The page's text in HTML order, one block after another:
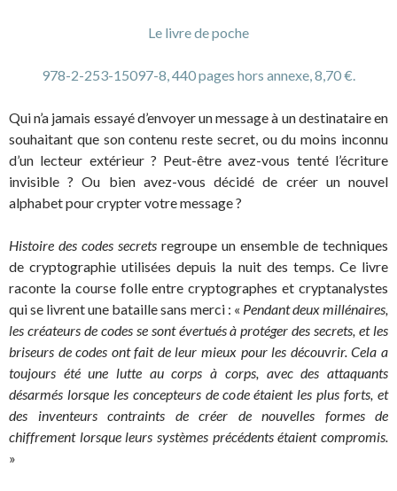
Le livre de poche
978-2-253-15097-8, 440 pages hors annexe, 8,70 €.
Qui n’a jamais essayé d’envoyer un message à un destinataire en
souhaitant que son contenu reste secret, ou du moins inconnu
d’un lecteur extérieur ? Peut-être avez-vous tenté l’écriture
invisible ? Ou bien avez-vous décidé de créer un nouvel
alphabet pour crypter votre message ?
Histoire des codes secrets regroupe un ensemble de techniques
de cryptographie utilisées depuis la nuit des temps. Ce livre
raconte la course folle entre cryptographes et cryptanalystes
qui se livrent une bataille sans merci : « Pendant deux millénaires,
les créateurs de codes se sont évertués à protéger des secrets, et les
briseurs de codes ont fait de leur mieux pour les découvrir. Cela a
toujours été une lutte au corps à corps, avec des attaquants
désarmés lorsque les concepteurs de code étaient les plus forts, et
des inventeurs contraints de créer de nouvelles formes de
chiffrement lorsque leurs systèmes précédents étaient compromis.
»